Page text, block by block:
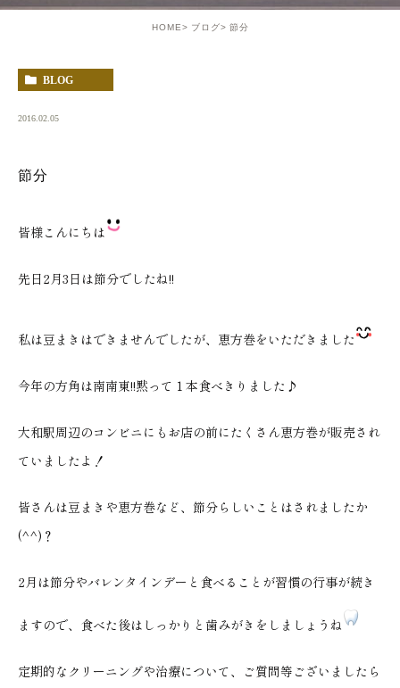
HOME ブログ 節分
BLOG
2016.02.05
節分
皆様こんにちは
先日2月3日は節分でしたね!!
私は豆まきはできませんでしたが、恵方巻をいただきました
今年の方角は南南東!!黙って１本食べきりました♪
大和駅周辺のコンビニにもお店の前にたくさん恵方巻が販売され
ていましたよ！
皆さんは豆まきや恵方巻など、節分らしいことはされましたか
(^^)？
2月は節分やバレンタインデーと食べることが習慣の行事が続き
ますので、食べた後はしっかりと歯みがきをしましょうね
定期的なクリーニングや治療について、ご質問等ございましたら